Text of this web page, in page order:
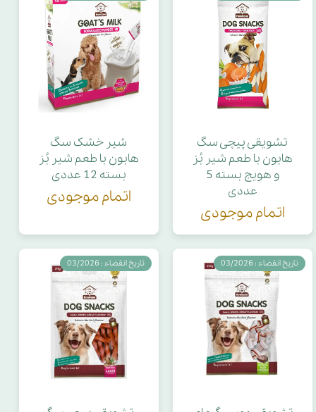
تشویقی پیچی سگ
هابون با طعم شیر بُز
و هویج بسته 5
عددی
اتمام موجودی
شیر خشک سگ
هابون با طعم شیر بُز
بسته 12 عددی
اتمام موجودی
تاریخ انقضاء : 03/2026 تاریخ انقضاء : 03/2026